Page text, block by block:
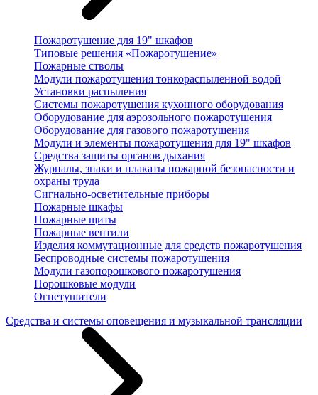
Пожаротушение для 19" шкафов
Типовые решения «Пожаротушение»
Пожарные стволы
Модули пожаротушения тонкораспыленной водой
Установки распыления
Системы пожаротушения кухонного оборудования
Оборудование для аэрозольного пожаротушения
Оборудование для газового пожаротушения
Модули и элементы пожаротушения для 19" шкафов
Средства защиты органов дыхания
Журналы, знаки и плакаты пожарной безопасности и
охраны труда
Сигнально-осветительные приборы
Пожарные шкафы
Пожарные щиты
Пожарные вентили
Изделия коммутационные для средств пожаротушения
Беспроводные системы пожаротушения
Модули газопорошкового пожаротушения
Порошковые модули
Огнетушители
Средства и системы оповещения и музыкальной трансляции